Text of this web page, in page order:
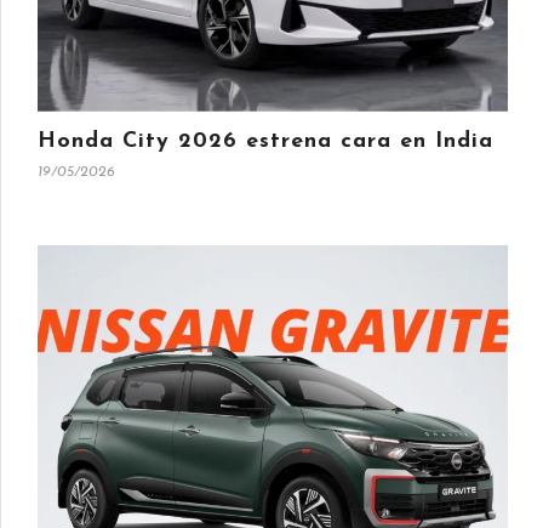
Honda City 2026 estrena cara en India
19/05/2026